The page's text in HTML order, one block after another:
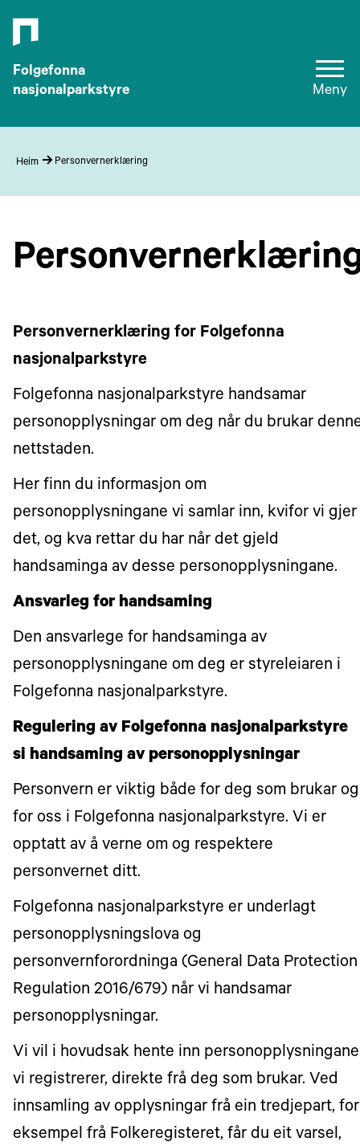
Folgefonna
nasjonalparkstyre
Meny
Heim Personvernerklæring
Personvernerklæring for Folgefonna
nasjonalparkstyre
Folgefonna nasjonalparkstyre handsamar
personopplysningar om deg når du brukar
nettstaden.
Her finn du informasjon om
personopplysningane vi samlar inn, kvifor vi gjer
det, og kva rettar du har når det gjeld
handsaminga av desse personopplysningane.
Ansvarleg for handsaming
Den ansvarlege for handsaminga av
personopplysningane om deg er styreleiaren i
Folgefonna nasjonalparkstyre.
Regulering av Folgefonna nasjonalparkstyre
si handsaming av personopplysningar
Personvern er viktig både for deg som brukar og
for oss i Folgefonna nasjonalparkstyre. Vi er
opptatt av å verne om og respektere
personvernet ditt.
Folgefonna nasjonalparkstyre er underlagt
personopplysningslova og
personvernforordninga (General Data Protection
Regulation 2016/679) når vi handsamar
personopplysningar.
Vi vil i hovudsak hente inn personopplysningane
vi registrerer, direkte frå deg som brukar. Ved
innsamling av opplysningar frå ein tredjepart, for
eksempel frå Folkeregisteret, får du eit varsel,